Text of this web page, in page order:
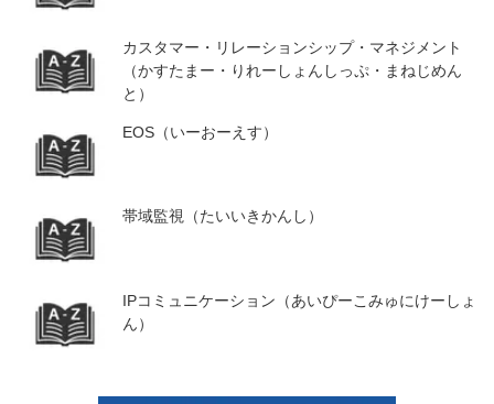
カスタマー・リレーションシップ・マネジメント
（かすたまー・りれーしょんしっぷ・まねじめん
と）
EOS（いーおーえす）
帯域監視（たいいきかんし）
IPコミュニケーション（あいぴーこみゅにけーしょ
ん）